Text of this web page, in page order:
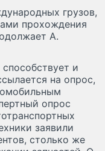
грузов,
прохождения
А.
и
на опрос,
опрос
заявили
столько же